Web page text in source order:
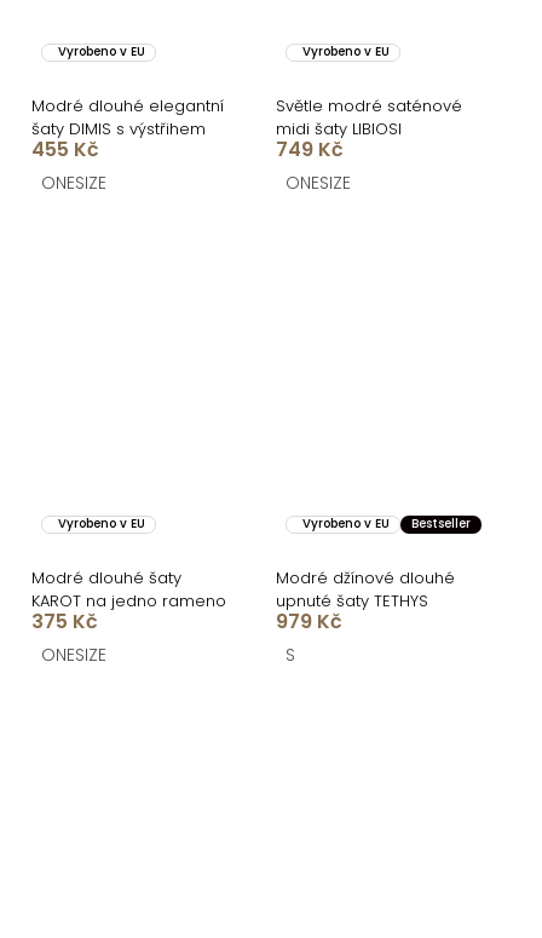
Vyrobeno v EU
Modré dlouhé elegantní
šaty DIMIS s výstřihem
455 Kč
ONESIZE
Vyrobeno v EU
Světle modré saténové
midi šaty LIBIOSI
749 Kč
ONESIZE
Vyrobeno v EU
Modré dlouhé šaty
KAROT na jedno rameno
375 Kč
ONESIZE
Vyrobeno v EU Bestseller
Modré džínové dlouhé
upnuté šaty TETHYS
979 Kč
S